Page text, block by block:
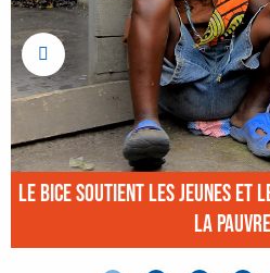
Le BICE soutient les jeunes
la